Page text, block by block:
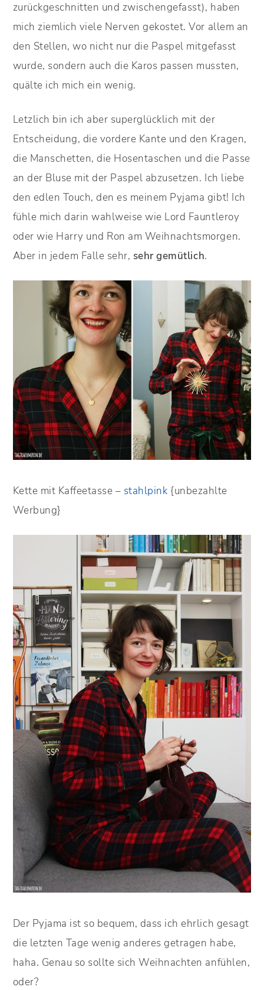
zurückgeschnitten und zwischengefasst), haben
mich ziemlich viele Nerven gekostet. Vor allem an
den Stellen, wo nicht nur die Paspel mitgefasst
wurde, sondern auch die Karos passen mussten,
quälte ich mich ein wenig.
Letzlich bin ich aber superglücklich mit der
Entscheidung, die vordere Kante und den Kragen,
die Manschetten, die Hosentaschen und die Passe
an der Bluse mit der Paspel abzusetzen. Ich liebe
den edlen Touch, den es meinem Pyjama gibt! Ich
fühle mich darin wahlweise wie Lord Fauntleroy
oder wie Harry und Ron am Weihnachtsmorgen.
Aber in jedem Falle sehr, sehr gemütlich.
Kette mit Kaffeetasse – stahlpink {unbezahlte
Werbung}
Der Pyjama ist so bequem, dass ich ehrlich gesagt
die letzten Tage wenig anderes getragen habe,
haha. Genau so sollte sich Weihnachten anfühlen,
oder?